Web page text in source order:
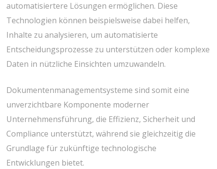
automatisiertere Lösungen ermöglichen. Diese
Technologien können beispielsweise dabei helfen,
Inhalte zu analysieren, um automatisierte
Entscheidungsprozesse zu unterstützen oder komplexe
Daten in nützliche Einsichten umzuwandeln.
Dokumentenmanagementsysteme sind somit eine
unverzichtbare Komponente moderner
Unternehmensführung, die Effizienz, Sicherheit und
Compliance unterstützt, während sie gleichzeitig die
Grundlage für zukünftige technologische
Entwicklungen bietet.